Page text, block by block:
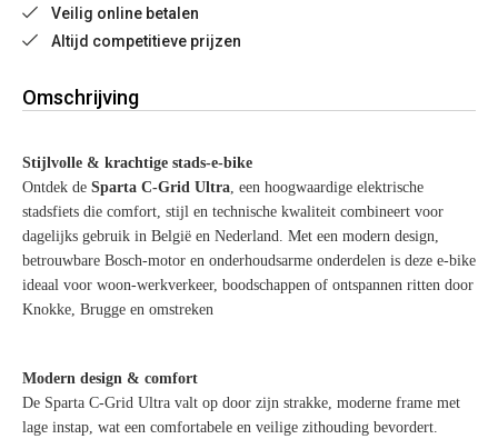
Veilig online betalen
Altijd competitieve prijzen
Omschrijving
Stijlvolle & krachtige stads-e-bike
Ontdek de Sparta C-Grid Ultra, een hoogwaardige elektrische
stadsfiets die comfort, stijl en technische kwaliteit combineert voor
dagelijks gebruik in België en Nederland. Met een modern design,
betrouwbare Bosch-motor en onderhoudsarme onderdelen is deze e-bike
ideaal voor woon-werkverkeer, boodschappen of ontspannen ritten door
Knokke, Brugge en omstreken
Modern design & comfort
De Sparta C-Grid Ultra valt op door zijn strakke, moderne frame met
lage instap, wat een comfortabele en veilige zithouding bevordert.